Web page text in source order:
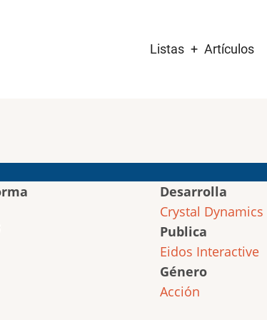
navigation
Listas Artículos
Desarrolla
Crystal Dynamics
Publica
Eidos Interactive
Género
Acción